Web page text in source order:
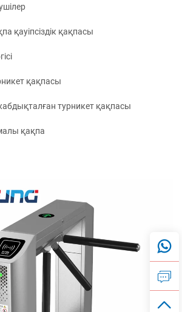
қауіпсіздік қақпасы
қақпасы
турникет қақпасы
қақпа